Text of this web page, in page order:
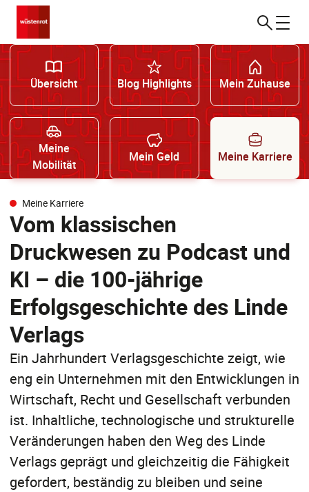
Übersicht Blog Highlights Mein Zuhause
Meine
Mobilität
Mein Geld Meine Karriere
Meine Karriere
Vom klassischen
Druckwesen zu Podcast und
KI – die 100-jährige
Erfolgsgeschichte des Linde
Verlags
Ein Jahrhundert Verlagsgeschichte zeigt, wie
eng ein Unternehmen mit den Entwicklungen in
Wirtschaft, Recht und Gesellschaft verbunden
ist. Inhaltliche, technologische und strukturelle
Veränderungen haben den Weg des Linde
Verlags geprägt und gleichzeitig die Fähigkeit
gefordert, beständig zu bleiben und seine